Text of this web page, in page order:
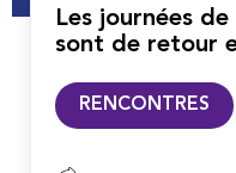
Les journées
sont de retour
RENCONTRES